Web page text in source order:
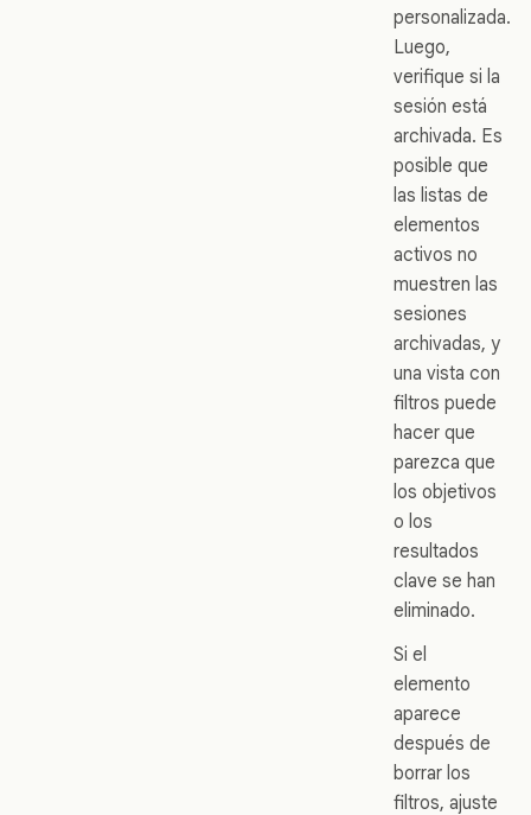
personalizada.
Luego,
verifique si la
sesión está
archivada. Es
posible que
las listas de
elementos
activos no
muestren las
sesiones
archivadas, y
una vista con
filtros puede
hacer que
parezca que
los objetivos
o los
resultados
clave se han
eliminado.
Si el
elemento
aparece
después de
borrar los
filtros, ajuste